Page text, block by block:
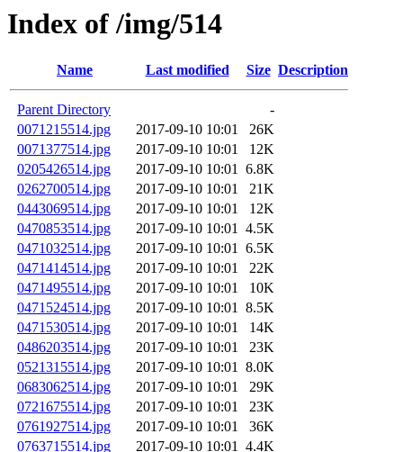
Index of /img/514
Name Last modified Size Description
Parent Directory
-
0071215514.jpg
2017-09-10 10:01
26K
0071377514.jpg
2017-09-10 10:01
12K
0205426514.jpg
2017-09-10 10:01 6.8K
0262700514.jpg
2017-09-10 10:01
21K
0443069514.jpg
2017-09-10 10:01
12K
0470853514.jpg
2017-09-10 10:01 4.5K
0471032514.jpg
2017-09-10 10:01 6.5K
0471414514.jpg
2017-09-10 10:01
22K
0471495514.jpg
2017-09-10 10:01
10K
0471524514.jpg
2017-09-10 10:01 8.5K
0471530514.jpg
2017-09-10 10:01
14K
0486203514.jpg
2017-09-10 10:01
23K
0521315514.jpg
2017-09-10 10:01 8.0K
0683062514.jpg
2017-09-10 10:01
29K
0721675514.jpg
2017-09-10 10:01
23K
0761927514.jpg
2017-09-10 10:01
36K
0763715514.jpg
2017-09-10 10:01 4.4K